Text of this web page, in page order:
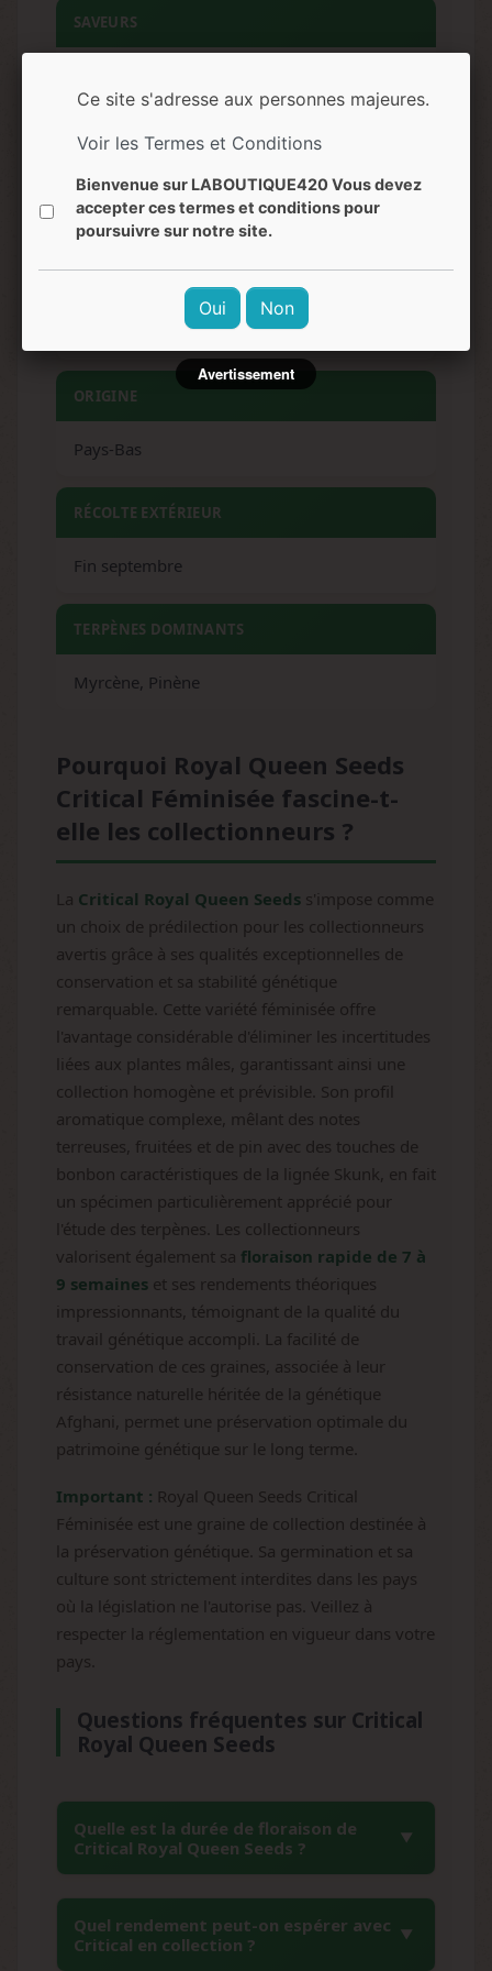
SAVEURS
EFFETS
Relaxation corporelle, effet apaisant,
physiquement relaxant
ORIGINE
Pays-Bas
RÉCOLTE EXTÉRIEUR
Fin septembre
TERPÈNES DOMINANTS
Myrcène, Pinène
Pourquoi Royal Queen Seeds
Critical Féminisée fascine-t-
elle les collectionneurs ?
La Critical Royal Queen Seeds s'impose comme
un choix de prédilection pour les collectionneurs
avertis grâce à ses qualités exceptionnelles de
conservation et sa stabilité génétique
remarquable. Cette variété féminisée offre
l'avantage considérable d'éliminer les incertitudes
liées aux plantes mâles, garantissant ainsi une
collection homogène et prévisible. Son profil
aromatique complexe, mêlant des notes
terreuses, fruitées et de pin avec des touches de
bonbon caractéristiques de la lignée Skunk, en fait
un spécimen particulièrement apprécié pour
l'étude des terpènes. Les collectionneurs
valorisent également sa floraison rapide de 7 à
9 semaines et ses rendements théoriques
impressionnants, témoignant de la qualité du
travail génétique accompli. La facilité de
conservation de ces graines, associée à leur
résistance naturelle héritée de la génétique
Afghani, permet une préservation optimale du
patrimoine génétique sur le long terme.
Important : Royal Queen Seeds Critical
Féminisée est une graine de collection destinée à
la préservation génétique. Sa germination et sa
culture sont strictement interdites dans les pays
où la législation ne l'autorise pas. Veillez à
respecter la réglementation en vigueur dans votre
pays.
Questions fréquentes sur Critical
Royal Queen Seeds
Quelle est la durée de floraison de
Critical Royal Queen Seeds ?
La Critical Royal Queen Seeds présente une
période de floraison rapide de 7 à 9 semaines.
Quel rendement peut-on espérer avec
Critical en collection ?
Ce site s'adresse aux personnes majeures.
Voir les Termes et Conditions
Bienvenue sur LABOUTIQUE420 Vous devez
accepter ces termes et conditions pour
poursuivre sur notre site.
Oui Non
Avertissement